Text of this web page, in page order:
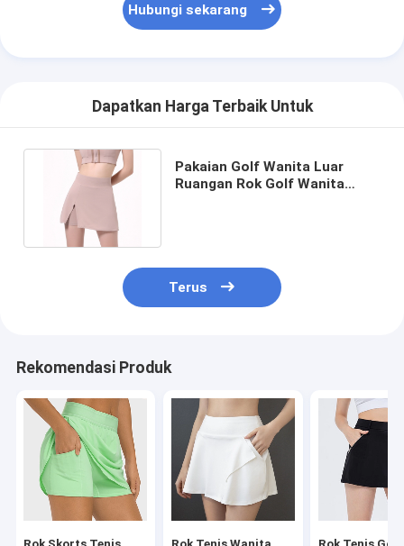
Hubungi sekarang
Dapatkan Harga Terbaik Untuk
Pakaian Golf Wanita Luar
Ruangan Rok Golf Wanita
Terus
Rekomendasi Produk